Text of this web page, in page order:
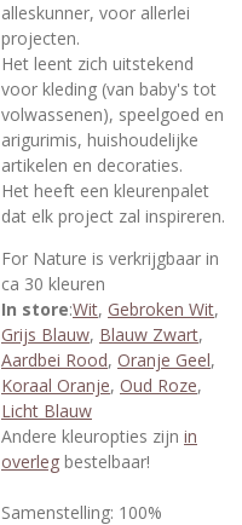
alleskunner, voor allerlei
projecten.
Het leent zich uitstekend
voor kleding (van baby's tot
volwassenen), speelgoed en
arigurimis, huishoudelijke
artikelen en decoraties.
Het heeft een kleurenpalet
dat elk project zal inspireren.
For Nature is verkrijgbaar in
ca 30 kleuren
In store:Wit, Gebroken Wit,
Grijs Blauw, Blauw Zwart,
Aardbei Rood, Oranje Geel,
Koraal Oranje, Oud Roze,
Licht Blauw
Andere kleuropties zijn in
overleg bestelbaar!
Samenstelling: 100%